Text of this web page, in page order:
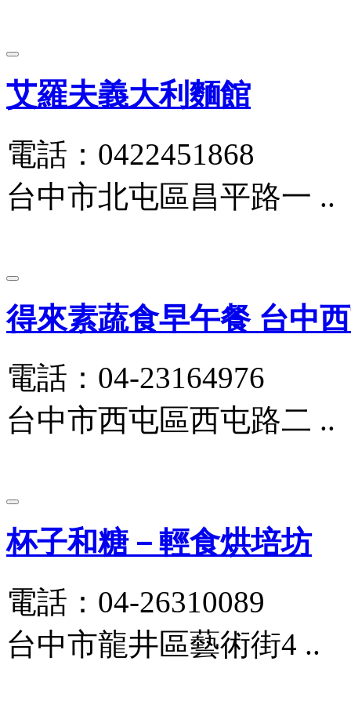
艾羅夫義大利麵館
電話：0422451868
台中市北屯區昌平路一 ..
得來素蔬食早午餐 台中
電話：04-23164976
台中市西屯區西屯路二 ..
杯子和糖－輕食烘培坊
電話：04-26310089
台中市龍井區藝術街4 ..